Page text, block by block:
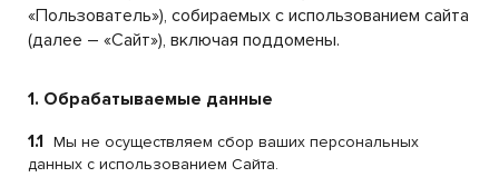
«Пользователь»), собираемых с использованием сайта
(далее – «Сайт»), включая поддомены.
1. Обрабатываемые данные
1.1 Мы не осуществляем сбор ваших персональных
данных с использованием Сайта.